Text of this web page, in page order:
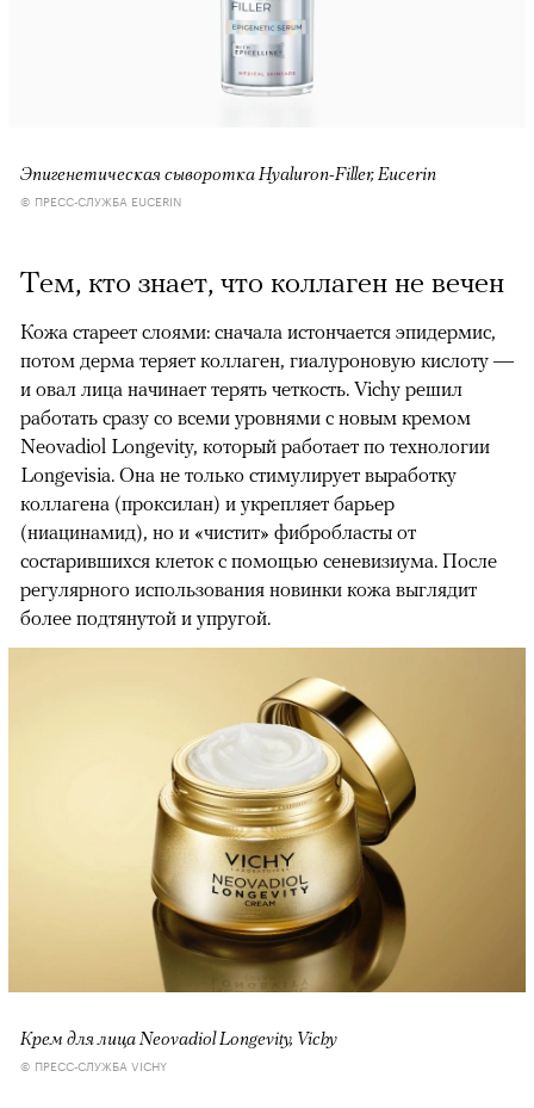
Эпигенетическая сыворотка Hyaluron-Filler, Eucerin
© ПРЕСС-СЛУЖБА EUCERIN
Тем, кто знает, что коллаген не вечен
Кожа стареет слоями: сначала истончается эпидермис,
потом дерма теряет коллаген, гиалуроновую кислоту —
и овал лица начинает терять четкость. Vichy решил
работать сразу со всеми уровнями с новым кремом
Neovadiol Longevity, который работает по технологии
Longevisia. Она не только стимулирует выработку
коллагена (проксилан) и укрепляет барьер
(ниацинамид), но и «чистит» фибробласты от
состарившихся клеток с помощью сеневизиума. После
регулярного использования новинки кожа выглядит
более подтянутой и упругой.
Крем для лица Neovadiol Longevity, Vichy
© ПРЕСС-СЛУЖБА VICHY